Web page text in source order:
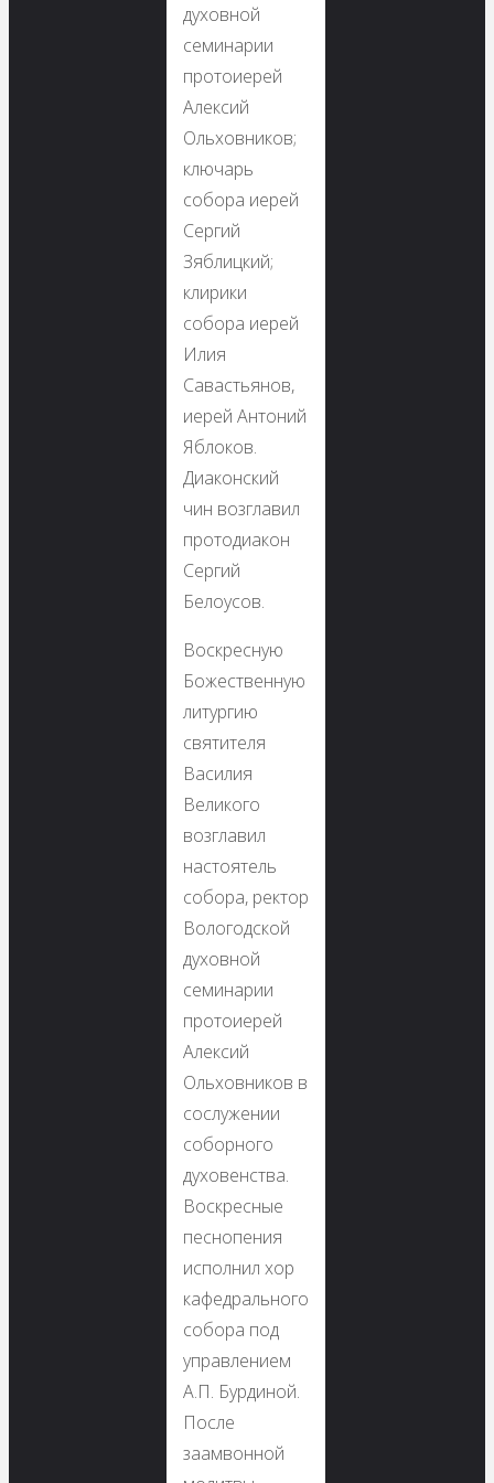
духовной
семинарии
протоиерей
Алексий
Ольховников;
ключарь
собора иерей
Сергий
Зяблицкий;
клирики
собора иерей
Илия
Савастьянов,
иерей Антоний
Яблоков.
Диаконский
чин возглавил
протодиакон
Сергий
Белоусов.
Воскресную
Божественную
литургию
святителя
Василия
Великого
возглавил
настоятель
собора, ректор
Вологодской
духовной
семинарии
протоиерей
Алексий
Ольховников в
сослужении
соборного
духовенства.
Воскресные
песнопения
исполнил хор
кафедрального
собора под
управлением
А.П. Бурдиной.
После
заамвонной